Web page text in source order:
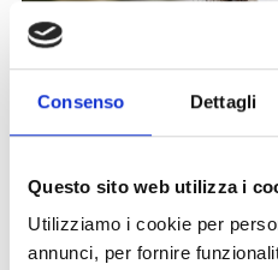
Consenso Dettagli
Questo sito web utilizza i
Utilizziamo i cookie per
annunci, per fornire